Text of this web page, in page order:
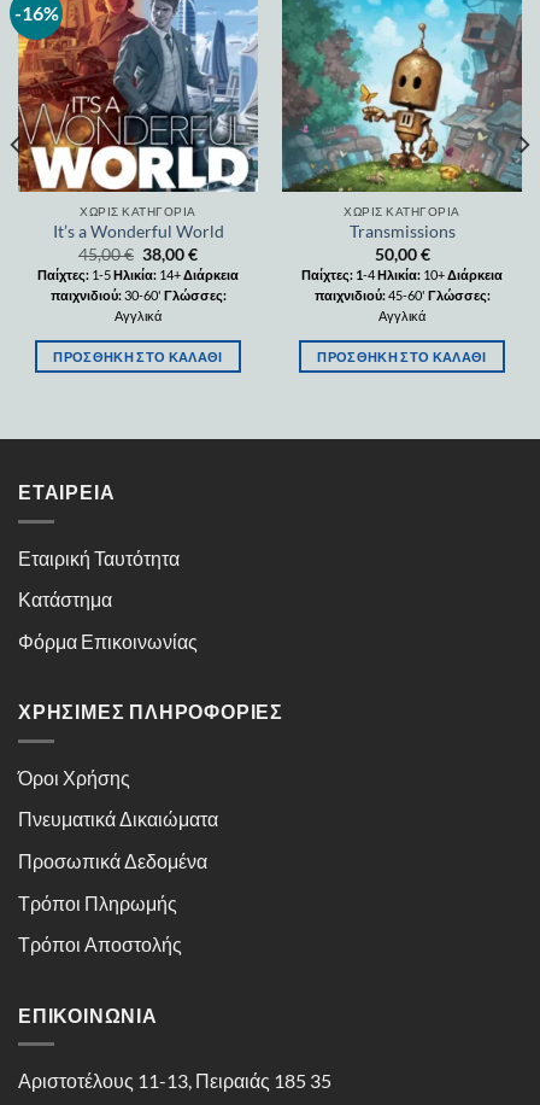
-16%
Add to
wishlist
ΧΩΡΊΣ ΚΑΤΗΓΟΡΊΑ
It’s a Wonderful World
45,00€ 38,00€
Παίχτες: 1-5Ηλικία: 14+Διάρκεια
παιχνιδιού:30-60' Γλώσσες:
Αγγλικά
ΠΡΟΣΘΉΚΗ ΣΤΟ ΚΑΛΆΘΙ
Add to
wishlist
ΧΩΡΊΣ ΚΑΤΗΓΟΡΊΑ
Transmissions
50,00€
Παίχτες: 1-4Ηλικία: 10+Διάρκεια
παιχνιδιού:45-60' Γλώσσες:
Αγγλικά
ΠΡΟΣΘΉΚΗ ΣΤΟ ΚΑΛΆΘΙ
ΕΤΑΙΡΕΊΑ
Εταιρική Ταυτότητα
Κατάστημα
Φόρμα Επικοινωνίας
ΧΡΉΣΙΜΕΣ ΠΛΗΡΟΦΟΡΊΕΣ
Όροι Χρήσης
Πνευματικά Δικαιώματα
Προσωπικά Δεδομένα
Τρόποι Πληρωμής
Τρόποι Αποστολής
ΕΠΙΚΟΙΝΩΝΊΑ
Αριστοτέλους 11-13, Πειραιάς 185 35